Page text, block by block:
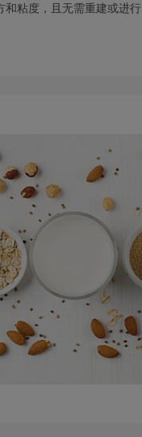
和粘度，且无需重建或进行